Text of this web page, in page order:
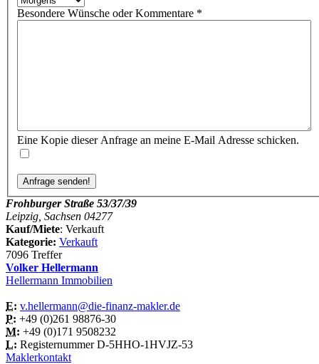
Besondere Wünsche oder Kommentare *
Eine Kopie dieser Anfrage an meine E-Mail Adresse schicken.
Frohburger Straße 53/37/39
Leipzig, Sachsen 04277
Kauf/Miete: Verkauft
Kategorie: Verkauft
7096 Treffer
Volker Hellermann
Hellermann Immobilien
E: v.hellermann@die-finanz-makler.de
P: +49 (0)261 98876-30
M: +49 (0)171 9508232
L: Registernummer D-5HHO-1HVJZ-53
Maklerkontakt